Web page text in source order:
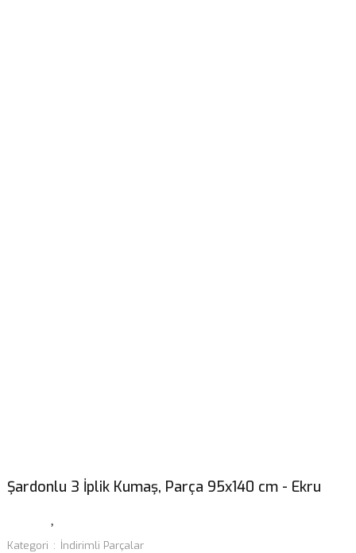
Şardonlu 3 İplik Kumaş, Parça 95x140 cm - Ekru
Kategori
İndirimli Parçalar